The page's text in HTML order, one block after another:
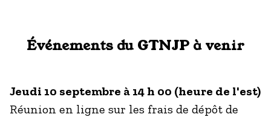
Événements du GTNJP à venir
Jeudi 10 septembre à 14 h 00 (heure de l'est)
Réunion en ligne sur les frais de dépôt de